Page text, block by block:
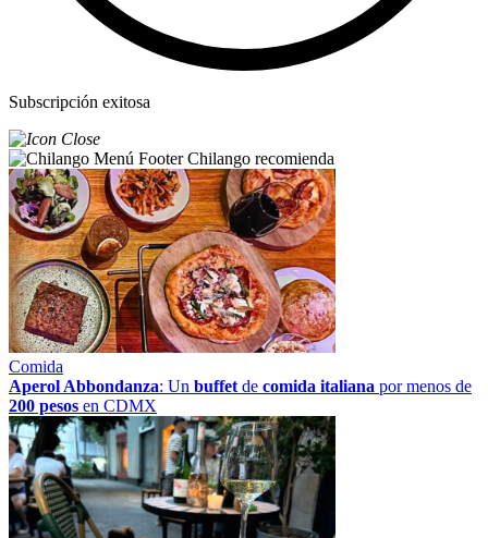
Subscripción exitosa
Chilango recomienda
Comida
Aperol Abbondanza: Un buffet de comida italiana por menos de
200 pesos en CDMX